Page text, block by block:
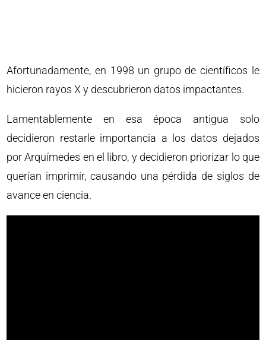
Afortunadamente, en 1998 un grupo de científicos le
hicieron rayos X y descubrieron datos impactantes.
Lamentablemente en esa época antigua solo
decidieron restarle importancia a los datos dejados
por Arquímedes en el libro, y decidieron priorizar lo que
querían imprimir, causando una pérdida de siglos de
avance en ciencia.